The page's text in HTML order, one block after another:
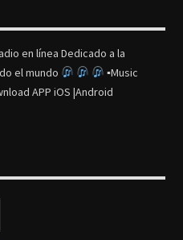
en línea Dedicado a la
el mundo
▪Music
APP iOS |Android